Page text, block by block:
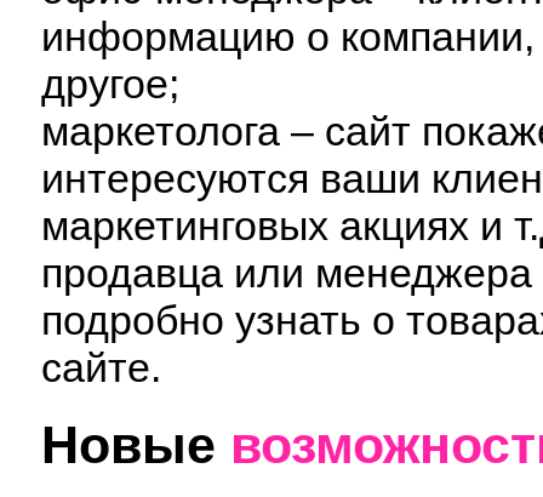
информацию о компании,
другое;
маркетолога – сайт
интересуются ваши
маркетинговых акциях и
продавца или
подробно узнать о
сайте.
Новые